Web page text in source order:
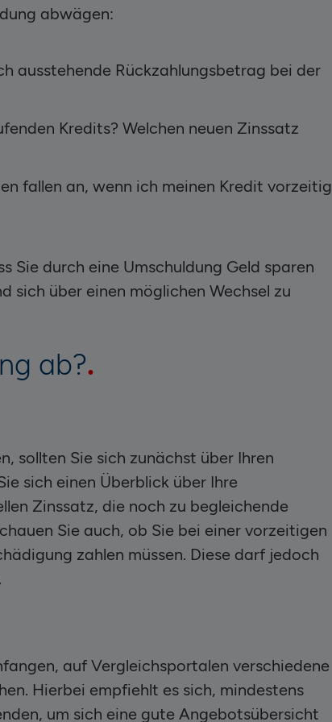
abwägen:
ausstehende Rückzahlungsbetrag bei der
Kredits? Welchen neuen Zinssatz
fallen an, wenn ich meinen Kredit vorzeitig
Sie durch eine Umschuldung Geld sparen
sich über einen möglichen Wechsel zu
ab?
sollten Sie sich zunächst über Ihren
sich einen Überblick über Ihre
Zinssatz, die noch zu begleichende
Sie auch, ob Sie bei einer vorzeitigen
zahlen müssen. Diese darf jedoch
auf Vergleichsportalen verschiedene
Hierbei empfiehlt es sich, mindestens
um sich eine gute Angebotsübersicht